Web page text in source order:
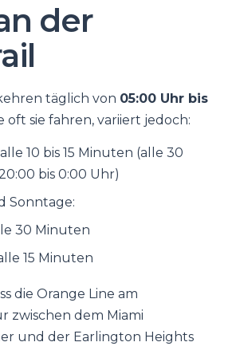
der
täglich von 05:00 Uhr bis
oft sie fahren, variiert jedoch:
10 bis 15 Minuten (alle 30
bis 0:00 Uhr)
Sonntage:
30 Minuten
15 Minuten
die Orange Line am
zwischen dem Miami
und der Earlington Heights